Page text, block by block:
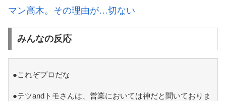
マン高木。その理由が…切ない
みんなの反応
●これぞプロだな
●テツandトモさんは、営業においては神だと聞いておりま